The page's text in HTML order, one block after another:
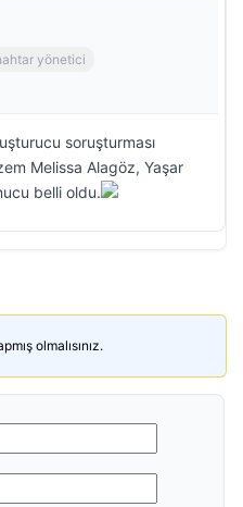
yönetici
soruşturması
Melissa Alagöz, Yaşar
belli oldu.
olmalısınız.